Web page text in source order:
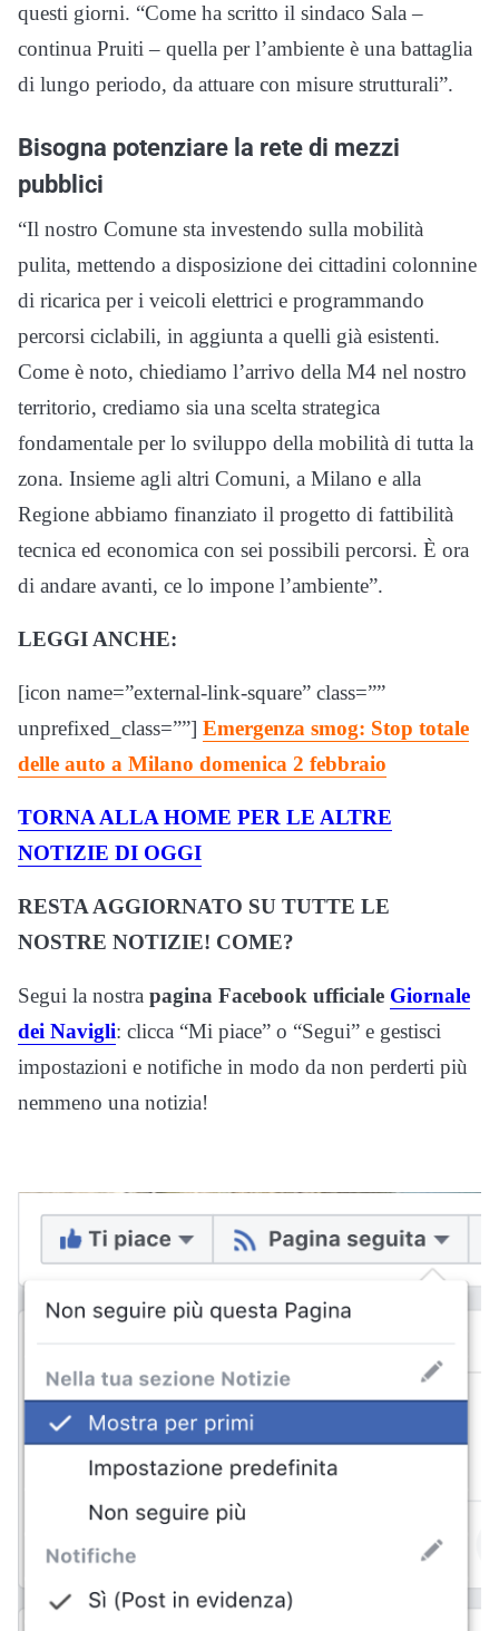
questi giorni. “Come ha scritto il sindaco Sala –
continua Pruiti – quella per l’ambiente è una battaglia
di lungo periodo, da attuare con misure strutturali”.
Bisogna potenziare la rete di mezzi
pubblici
“Il nostro Comune sta investendo sulla mobilità
pulita, mettendo a disposizione dei cittadini colonnine
di ricarica per i veicoli elettrici e programmando
percorsi ciclabili, in aggiunta a quelli già esistenti.
Come è noto, chiediamo l’arrivo della M4 nel nostro
territorio, crediamo sia una scelta strategica
fondamentale per lo sviluppo della mobilità di tutta la
zona. Insieme agli altri Comuni, a Milano e alla
Regione abbiamo finanziato il progetto di fattibilità
tecnica ed economica con sei possibili percorsi. È ora
di andare avanti, ce lo impone l’ambiente”.
LEGGI ANCHE:
[icon name=”external-link-square” class=””
unprefixed_class=””] Emergenza smog: Stop totale
delle auto a Milano domenica 2 febbraio
TORNA ALLA HOME PER LE ALTRE
NOTIZIE DI OGGI
RESTA AGGIORNATO SU TUTTE LE
NOSTRE NOTIZIE! COME?
Segui la nostra pagina Facebook ufficiale Giornale
dei Navigli: clicca “Mi piace” o “Segui” e gestisci
impostazioni e notifiche in modo da non perderti più
nemmeno una notizia!